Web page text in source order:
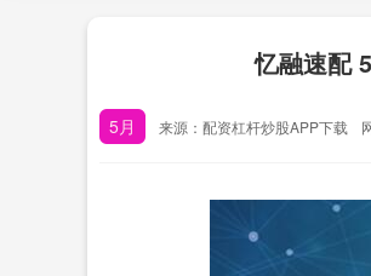
忆融速配
5月 来源：配资杠杆炒股APP下载